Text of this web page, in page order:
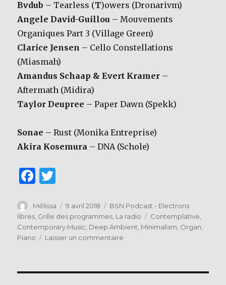
Bvdub – Tearless (T)owers (Dronarivm)
Angele David-Guillou – Mouvements
Organiques Part 3 (Village Green)
Clarice Jensen – Cello Constellations
(Miasmah)
Amandus Schaap & Evert Kramer –
Aftermath (Midira)
Taylor Deupree – Paper Dawn (Spekk)
Sonae – Rust (Monika Entreprise)
Akira Kosemura – DNA (Schole)
F
c
e
b
o
it
te
r
Auteur
Mélissa
Publié
le
9 avril 2018 Catégories
BSN Podcast - Electrons
libres Grille des programmes La radio Étiquettes
Contemplative
Contemporary Music Deep Ambient Minimalism Organ
Piano
Laisser un commentaire